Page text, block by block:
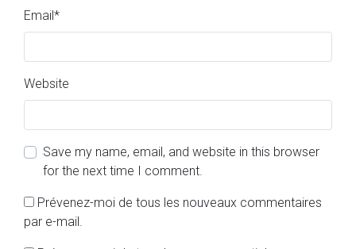
Email*
Website
Save my name, email, and website in this browser
for the next time I comment.
Prévenez-moi de tous les nouveaux commentaires
par e-mail.